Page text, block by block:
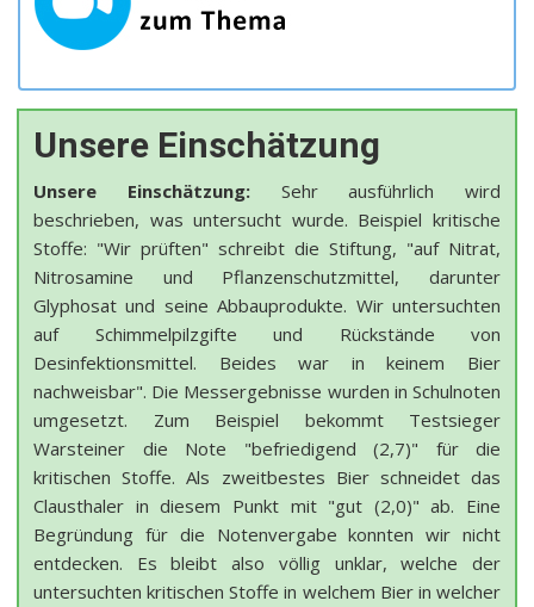
Unsere Einschätzung
Unsere Einschätzung:Sehr ausführlich wird
beschrieben, was untersucht wurde. Beispiel kritische
Stoffe: "Wir prüften" schreibt die Stiftung, "auf Nitrat,
Nitrosamine und Pflanzenschutzmittel, darunter
Glyphosat und seine Abbauprodukte. Wir untersuchten
auf Schimmelpilzgifte und Rückstände von
Desinfektionsmittel. Beides war in keinem Bier
nachweisbar". Die Messergebnisse wurden in Schulnoten
umgesetzt. Zum Beispiel bekommt Testsieger
Warsteiner die Note "befriedigend (2,7)" für die
kritischen Stoffe. Als zweitbestes Bier schneidet das
Clausthaler in diesem Punkt mit "gut (2,0)" ab. Eine
Begründung für die Notenvergabe konnten wir nicht
entdecken. Es bleibt also völlig unklar, welche der
untersuchten kritischen Stoffe in welchem Bier in welcher